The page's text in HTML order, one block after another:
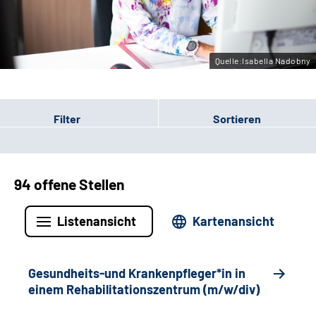
Leichte Sprache
Quelle:Isabella Nadobny
Filter Sortieren
94 offene Stellen
Listenansicht Kartenansicht
Gesundheits-und Krankenpfleger*in in
einem Rehabilitationszentrum (m/w/div)